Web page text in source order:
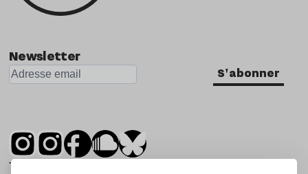
Newsletter
S'abonner
Tsugi est un mensuel indépendant sur la